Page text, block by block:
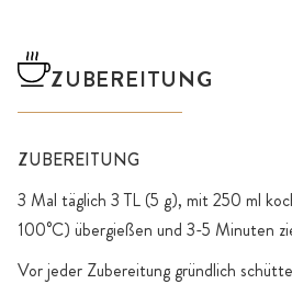
ZUBEREITUNG
ZUBEREITUNG
3 Mal täglich 3 TL (5 g), mit 250 ml
100°C) übergießen und 3-5 Minuten
Vor jeder Zubereitung gründlich